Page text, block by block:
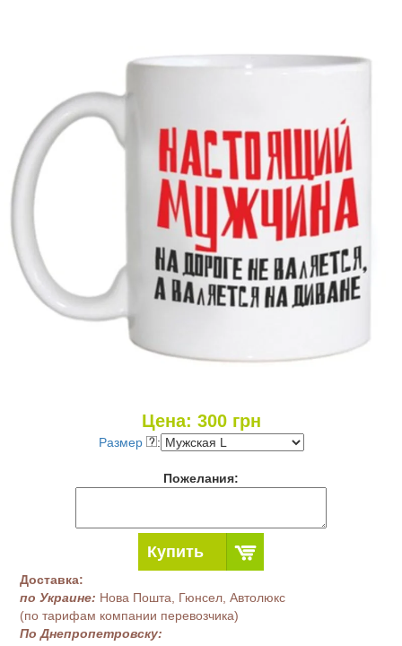
Цена: 300грн
Размер :
Пожелания:
Купить
Доставка:
по Украине: Нова Пошта, Гюнсел, Автолюкс
(по тарифам компании перевозчика)
По Днепропетровску: